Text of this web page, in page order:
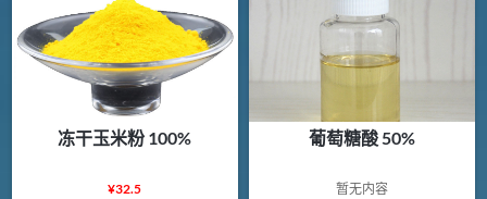
冻干玉米粉 100%
¥32.5
葡萄糖酸 50%
暂无内容